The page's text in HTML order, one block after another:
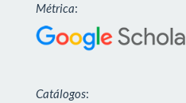
Métrica:
Catálogos: